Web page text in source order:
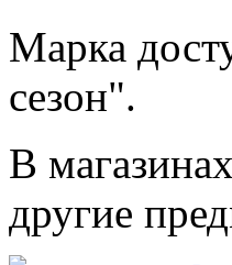
Марка
сезон".
В
другие